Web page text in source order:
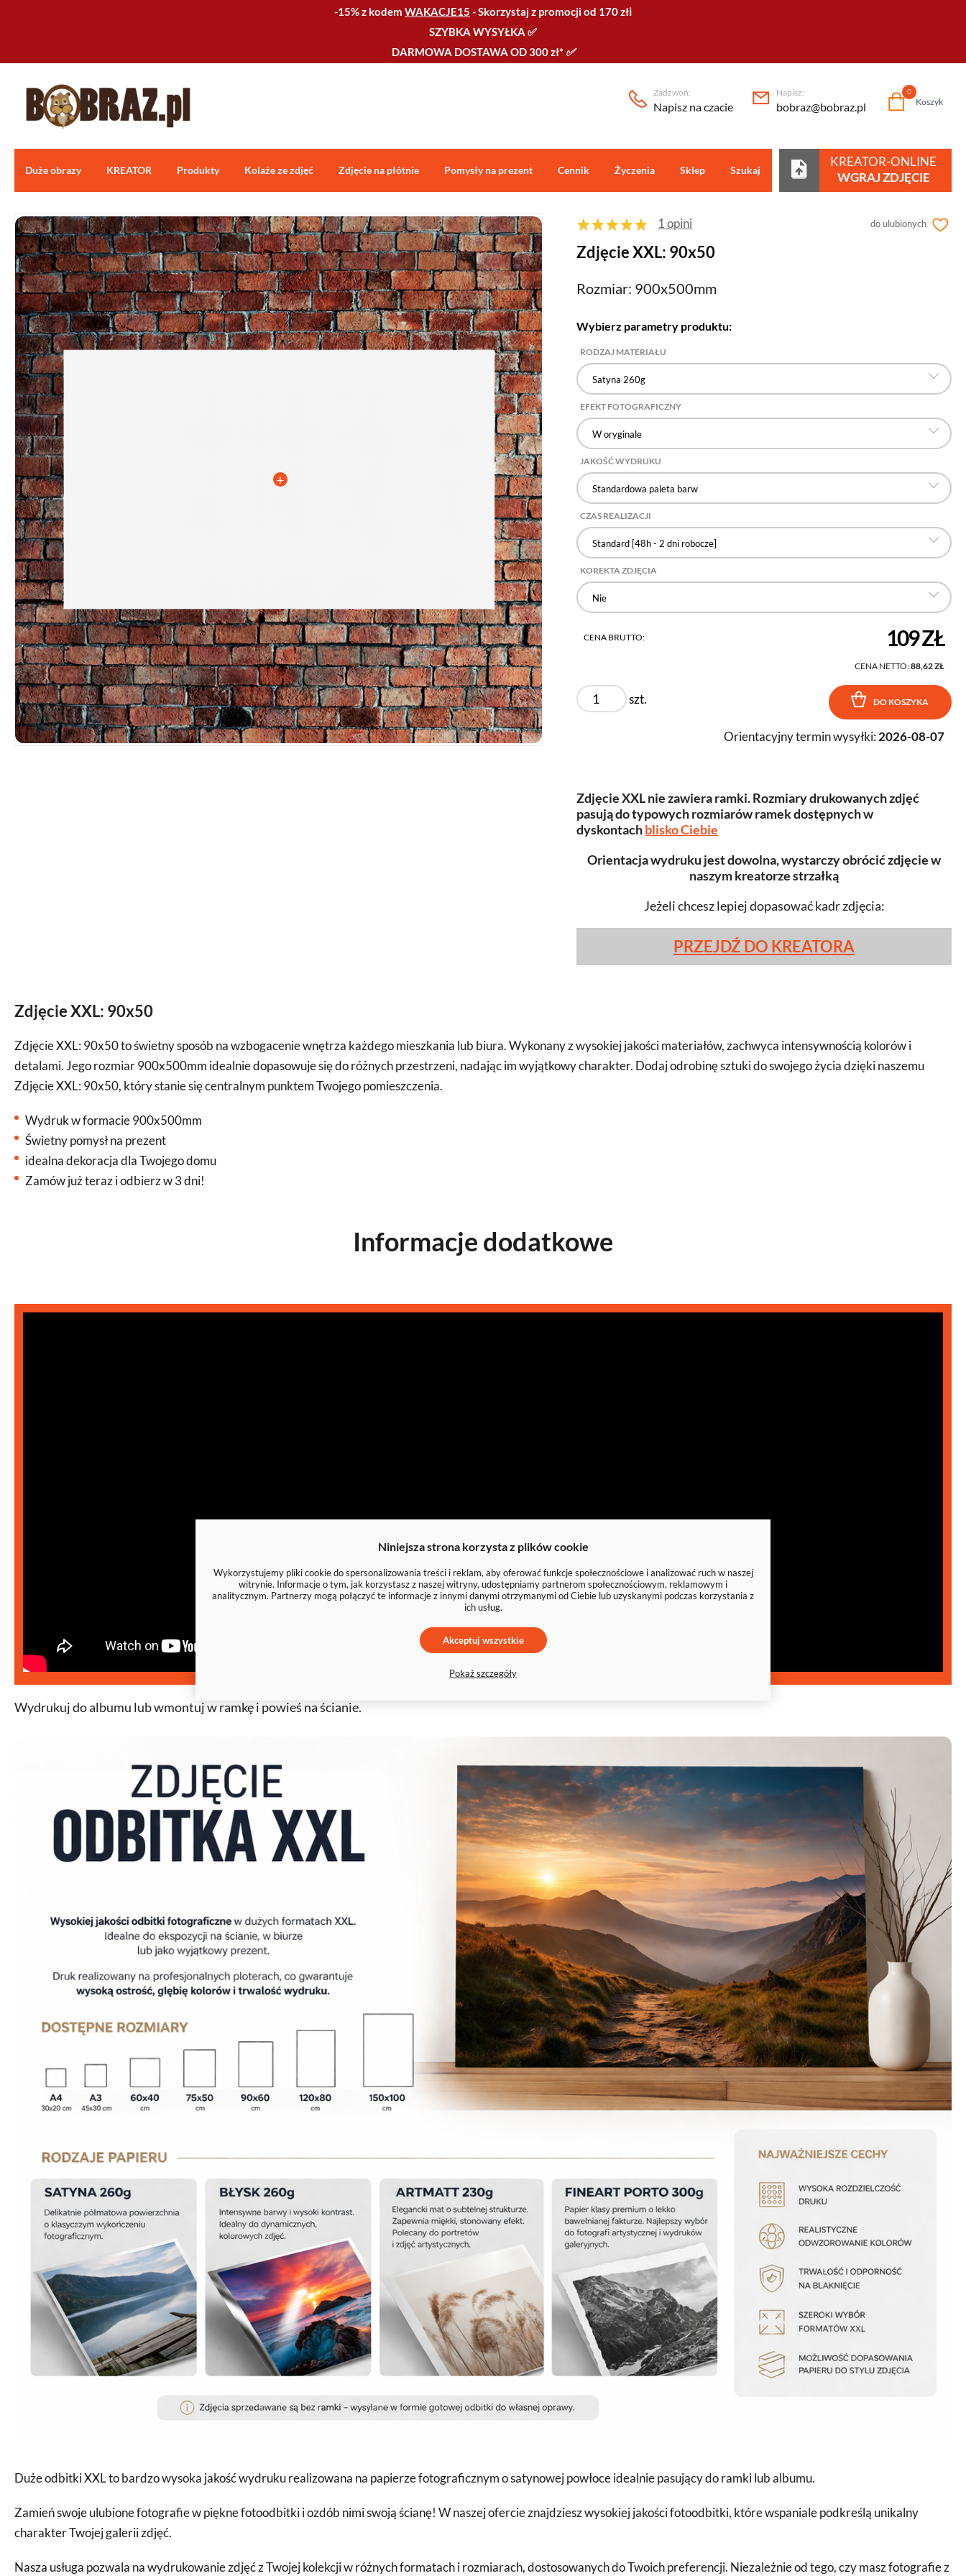
-15% z kodem WAKACJE15 -Skorzystaj z promocji od 170 złℹ️
SZYBKA WYSYŁKA ✅
DARMOWA DOSTAWA OD 300 zł* ✅
Zadzwoń:
Napisz na czacie
Napisz:
bobraz@bobraz.pl Koszyk
0
Duże obrazy KREATOR Produkty Kolaże ze zdjęć Zdjęcie na płótnie Pomysły na prezent Cennik Życzenia Sklep Szukaj Centrum pomocy
KREATOR-ONLINE
WGRAJ ZDJĘCIE
do ulubionych
1 opini
Zdjęcie XXL: 90x50
Rozmiar: 900x500mm
Wybierz parametry produktu:
RODZAJ MATERIAŁU
Satyna 260g
EFEKT FOTOGRAFICZNY
W oryginale
JAKOŚĆ WYDRUKU
Standardowa paleta barw
CZAS REALIZACJI
Standard [48h - 2 dni robocze]
KOREKTA ZDJĘCIA
Nie
CENA BRUTTO: 109 ZŁ
CENA NETTO:88,62 ZŁ
szt. DO KOSZYKA
Orientacyjny termin wysyłki: 2026-08-07
Zdjęcie XXL nie zawiera ramki. Rozmiary drukowanych zdjęć
pasują do typowych rozmiarów ramek dostępnych w
dyskontachblisko Ciebie
Orientacja wydruku jest dowolna, wystarczy obrócić zdjęcie w
naszym kreatorze strzałką
Jeżeli chcesz lepiej dopasować kadr zdjęcia:
PRZEJDŹ DO KREATORA
Zdjęcie XXL: 90x50
Zdjęcie XXL: 90x50 to świetny sposób na wzbogacenie wnętrza każdego mieszkania lub biura. Wykonany z wysokiej jakości materiałów, zachwyca intensywnością kolorów i
detalami. Jego rozmiar 900x500mm idealnie dopasowuje się do różnych przestrzeni, nadając im wyjątkowy charakter. Dodaj odrobinę sztuki do swojego życia dzięki naszemu
Zdjęcie XXL: 90x50, który stanie się centralnym punktem Twojego pomieszczenia.
Wydruk w formacie 900x500mm
Świetny pomysł na prezent
idealna dekoracja dla Twojego domu
Zamów już teraz i odbierz w 3 dni!
Informacje dodatkowe
Wydrukuj do albumu lub wmontuj w ramkę i powieś na ścianie.
Duże odbitki XXL to bardzo wysoka jakość wydruku realizowana na papierze fotograficznym o satynowej powłoce idealnie pasujący do ramki lub albumu.
Zamień swoje ulubione fotografie w piękne fotoodbitki i ozdób nimi swoją ścianę! W naszej ofercie znajdziesz wysokiej jakości fotoodbitki, które wspaniale podkreślą unikalny
charakter Twojej galerii zdjęć.
Nasza usługa pozwala na wydrukowanie zdjęć z Twojej kolekcji w różnych formatach i rozmiarach, dostosowanych do Twoich preferencji. Niezależnie od tego, czy masz fotografie z
Niniejsza strona korzysta z plików cookie
Wykorzystujemy pliki cookie do spersonalizowania treści i reklam, aby oferować funkcje społecznościowe i analizować ruch w naszej
witrynie. Informacje o tym, jak korzystasz z naszej witryny, udostępniamy partnerom społecznościowym, reklamowym i
analitycznym. Partnerzy mogą połączyć te informacje z innymi danymi otrzymanymi od Ciebie lub uzyskanymi podczas korzystania z
ich usług.
Akceptuj wszystkie
Pokaż szczegóły